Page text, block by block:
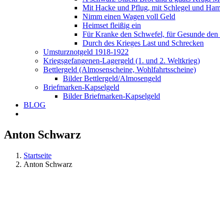
Mit Hacke und Pflug, mit Schlegel und
Nimm einen Wagen voll Geld
Heimset fleißig ein
Für Kranke den Schwefel, für Gesunde den
Durch des Krieges Last und Schrecken
Umsturznotgeld 1918-1922
Kriegsgefangenen-Lagergeld (1. und 2. Weltkrieg)
Bettlergeld (Almosenscheine, Wohlfahrtsscheine)
Bilder Bettlergeld/Almosengeld
Briefmarken-Kapselgeld
Bilder Briefmarken-Kapselgeld
BLOG
Anton Schwarz
Startseite
Anton Schwarz